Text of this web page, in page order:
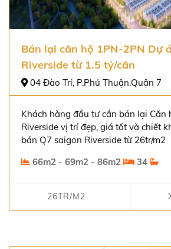
Bán lại căn hộ 1PN-2PN Dự
Riverside từ 1.5 tỷ/căn
04 Đào Trí, P.Phú Thuận.Quận 7
Khách hàng đầu tư cần bán lại Căn
Riverside vị trí đẹp, giá tốt và chiết
bán Q7 saigon Riverside từ 26tr/m2
66m2 - 69m2 - 86m2
34
26TR/M2